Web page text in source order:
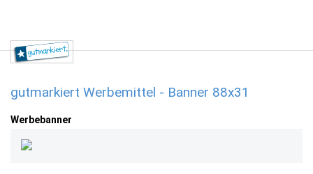
gutmarkiert Werbemittel - Banner 88x31
Werbebanner